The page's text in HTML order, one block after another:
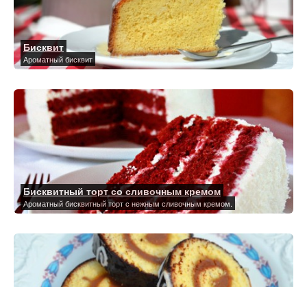
Бисквит
Ароматный бисквит
Бисквитный торт со сливочным кремом
Ароматный бисквитный торт с нежным сливочным кремом.